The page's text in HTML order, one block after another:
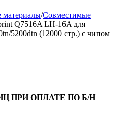
материалы/Совместимые
Q7516A LH-16A для
5200dtn (12000 стр.) с чипом
ПРИ ОПЛАТЕ ПО Б/Н